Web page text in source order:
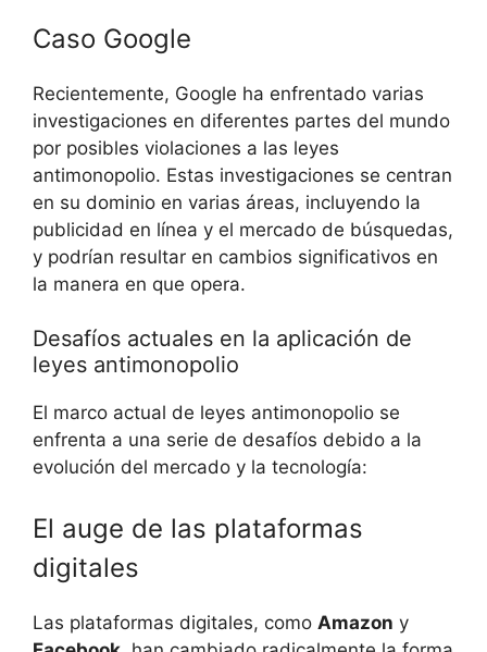
Caso Google
Recientemente, Google ha enfrentado varias
investigaciones en diferentes partes del mundo
por posibles violaciones a las leyes
antimonopolio. Estas investigaciones se centran
en su dominio en varias áreas, incluyendo la
publicidad en línea y el mercado de búsquedas,
y podrían resultar en cambios significativos en
la manera en que opera.
Desafíos actuales en la aplicación de
leyes antimonopolio
El marco actual de leyes antimonopolio se
enfrenta a una serie de desafíos debido a la
evolución del mercado y la tecnología:
El auge de las plataformas
digitales
Las plataformas digitales, como Amazon y